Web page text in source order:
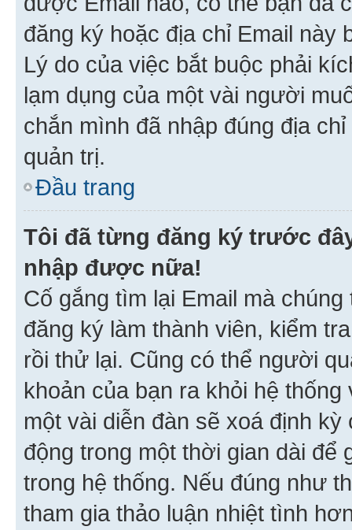
đăng ký hoặc địa chỉ Email này
Lý do của việc bắt buộc phải
lạm dụng của một vài người
chắn mình đã nhập đúng địa
quản trị.
Đầu trang
Tôi đã từng đăng ký trước
nhập được nữa!
Cố gắng tìm lại Email mà
đăng ký làm thành viên, kiểm
rồi thử lại. Cũng có thể người
khoản của bạn ra khỏi hệ
một vài diễn đàn sẽ xoá định
động trong một thời gian dài
trong hệ thống. Nếu đúng như
tham gia thảo luận nhiệt tình